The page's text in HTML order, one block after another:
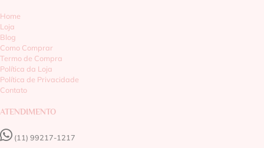
Home
Loja
Blog
Como Comprar
Termo de Compra
Política da Loja
Política de Privacidade
Contato
ATENDIMENTO
(11) 99217-1217‬